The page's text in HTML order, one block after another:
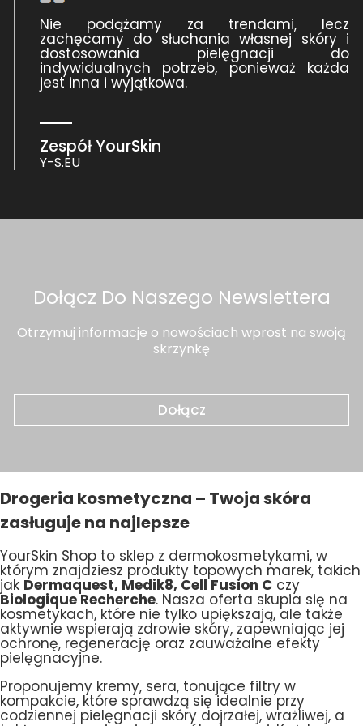
Nie podążamy za trendami, lecz
zachęcamy do słuchania własnej skóry i
dostosowania pielęgnacji do
indywidualnych potrzeb, ponieważ każda
jest inna i wyjątkowa.
Zespół YourSkin
Y-S.EU
Dołącz Do Naszego Newslettera
Otrzymuj informacje o nowościach wprost na swoją
skrzynkę
Dołącz
Drogeria kosmetyczna – Twoja skóra
zasługuje na najlepsze
YourSkin Shop to sklep z dermokosmetykami, w
którym znajdziesz produkty topowych marek, takich
jak Dermaquest, Medik8, Cell Fusion C czy
Biologique Recherche. Nasza oferta skupia się na
kosmetykach, które nie tylko upiększają, ale także
aktywnie wspierają zdrowie skóry, zapewniając jej
ochronę, regenerację oraz zauważalne efekty
pielęgnacyjne.
Proponujemy kremy, sera, tonujące filtry w
kompakcie, które sprawdzą się idealnie przy
codziennej pielęgnacji skóry dojrzałej, wrażliwej, a